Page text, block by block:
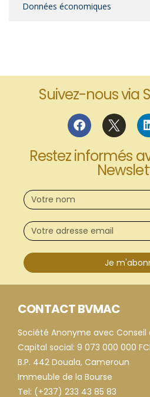
Données économiques
Suivez-nous via
Restez informés
Je
CONTACT BVMAC
Société Anonyme avec
Capital social: 9 073 000 000
B.P. 442 Douala, Cameroun
Immeuble de la Bourse
Tel: (+237) 233 43 85 83